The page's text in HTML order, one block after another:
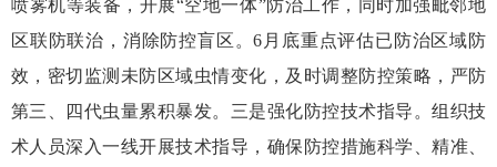
喷雾机等装备，开展“空地一体”防治工作，同时加强毗邻地
区联防联治，消除防控盲区。6月底重点评估已防治区域防
效，密切监测未防区域虫情变化，及时调整防控策略，严防
第三、四代虫量累积暴发。三是强化防控技术指导。组织技
术人员深入一线开展技术指导，确保防控措施科学、精准、